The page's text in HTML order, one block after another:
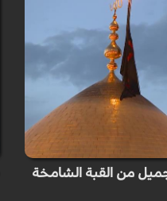
من القبة الشامخة